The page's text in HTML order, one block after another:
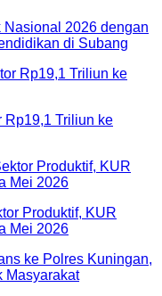
2026 dengan
di Subang
Rp19,1 Triliun ke
Produktif, KUR
Mei 2026